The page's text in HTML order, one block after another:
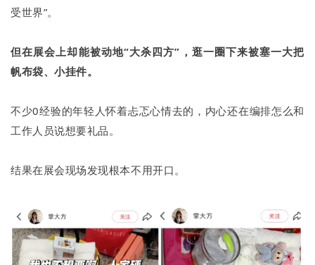
受世界”。
但在展会上却能被动地“大杀四方”，逛一圈下来被塞一大把
帆布袋、小挂件。
不少0经验的年轻人怀着忐忑心情去的，内心还在编排怎么和
工作人员说想要礼品。
结果在展会现场发现根本不用开口。